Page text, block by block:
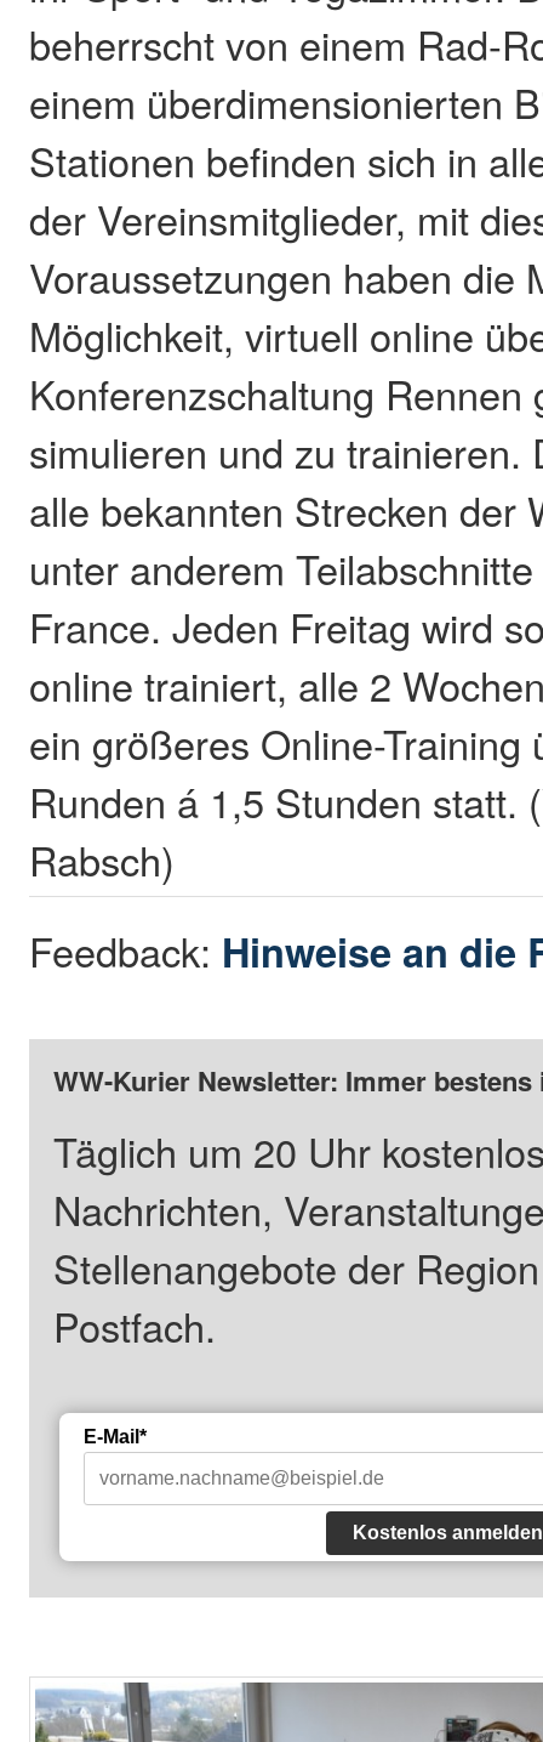
beherrscht von einem Rad-
einem überdimensionierten
Stationen befinden sich in
der Vereinsmitglieder, mit
Voraussetzungen haben die
Möglichkeit, virtuell online
Konferenzschaltung Rennen
simulieren und zu trainieren.
alle bekannten Strecken der
unter anderem
France. Jeden Freitag wird
online trainiert, alle 2
ein größeres Online-Training
Runden á 1,5 Stunden statt.
Rabsch)
Feedback: Hinweise an die
WW-Kurier Newsletter: Immer
Täglich um 20 Uhr
Nachrichten,
Stellenangebote der
Postfach.
E-Mail*
Kostenlos anmelden